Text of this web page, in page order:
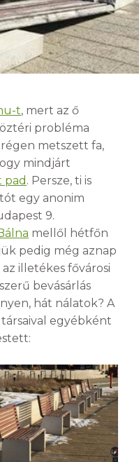
t, mert az ő
probléma
metszett fa,
mindjárt
. Persze, ti is
egy anonim
9.
mellől hétfőn
pedig még aznap
illetékes fővárosi
bevásárlás
hát nálatok? A
egyébként